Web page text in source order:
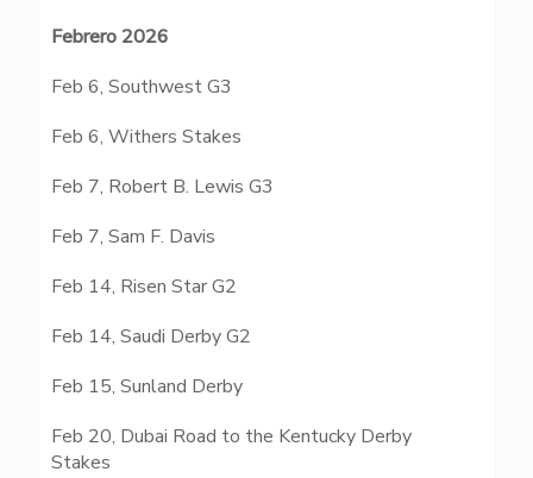
Febrero 2026
Feb 6, Southwest G3
Feb 6, Withers Stakes
Feb 7, Robert B. Lewis G3
Feb 7, Sam F. Davis
Feb 14, Risen Star G2
Feb 14, Saudi Derby G2
Feb 15, Sunland Derby
Feb 20, Dubai Road to the Kentucky Derby
Stakes